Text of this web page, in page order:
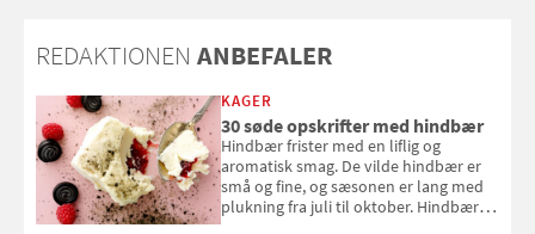
REDAKTIONEN ANBEFALER
KAGER
30 søde opskrifter med hindbær
Hindbær frister med en liflig og
aromatisk smag. De vilde hindbær er
små og fine, og sæsonen er lang med
plukning fra juli til oktober. Hindbær